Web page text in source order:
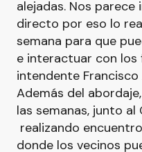
alejadas. Nos
directo por eso lo
semana para que
e interactuar con los
intendente Francisco
Además del
las semanas, junto al
realizando
donde los vecinos